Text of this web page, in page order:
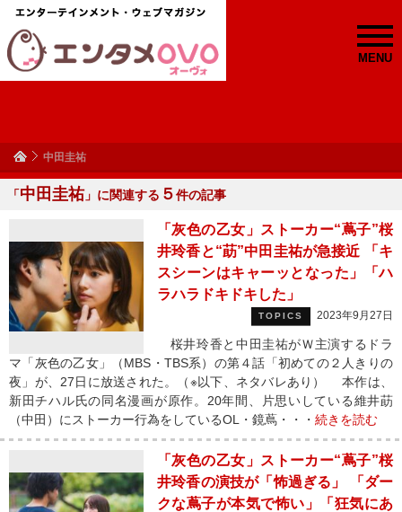
MENU
中田圭祐
「中田圭祐」に関連する ５件の記事
「灰色の乙女」ストーカー“蔦子”桜
井玲香と“莇”中田圭祐が急接近 「キ
スシーンはキャーッとなった」「ハ
ラハラドキドキした」
TOPICS 2023年9月27日
桜井玲香と中田圭祐がＷ主演するドラ
マ「灰色の乙女」（MBS・TBS系）の第４話「初めての２人きりの
夜」が、27日に放送された。（※以下、ネタバレあり） 本作は、
新田チハル氏の同名漫画が原作。20年間、片思いしている維井莇
（中田）にストーカー行為をしているOL・鏡蔦・・・ 続きを読む
「灰色の乙女」ストーカー“蔦子”桜
井玲香の演技が「怖過ぎる」 「ダー
クな蔦子が本気で怖い」「狂気にあ